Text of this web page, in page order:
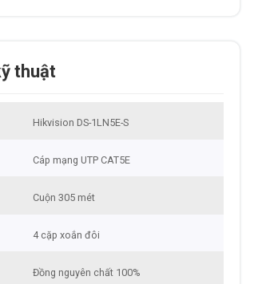
thuật
Hikvision DS-1LN5E-S
Cáp mạng UTP CAT5E
Cuộn 305 mét
4 cặp xoắn đôi
Đồng nguyên chất 100%